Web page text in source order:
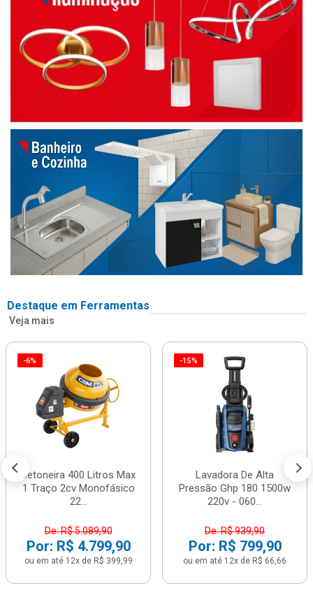
Destaque em Ferramentas
Veja mais
-6%
Betoneira 400 Litros Max
1 Traço 2cv Monofásico
22...
De: R$ 5.089,90
Por: R$ 4.799,90
ou em até 12x de R$ 399,99
-15%
Lavadora De Alta
Pressão Ghp 180 1500w
220v - 060...
De: R$ 939,90
Por: R$ 799,90
ou em até 12x de R$ 66,66